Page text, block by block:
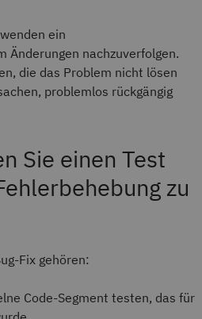
ein
Änderungen nachzuverfolgen.
die das Problem nicht lösen
problemlos rückgängig
Sie einen Test
zu
Fix gehören:
Code-Segment testen, das für